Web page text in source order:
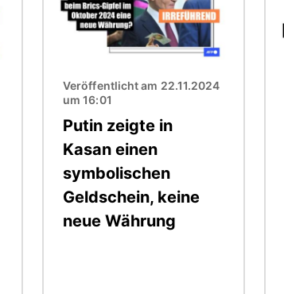
Veröffentlicht am 22.11.2024
um 16:01
Putin zeigte in
Kasan einen
symbolischen
Geldschein, keine
neue Währung